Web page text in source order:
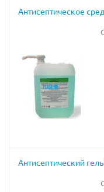
Антисептическое
Антисептический гель